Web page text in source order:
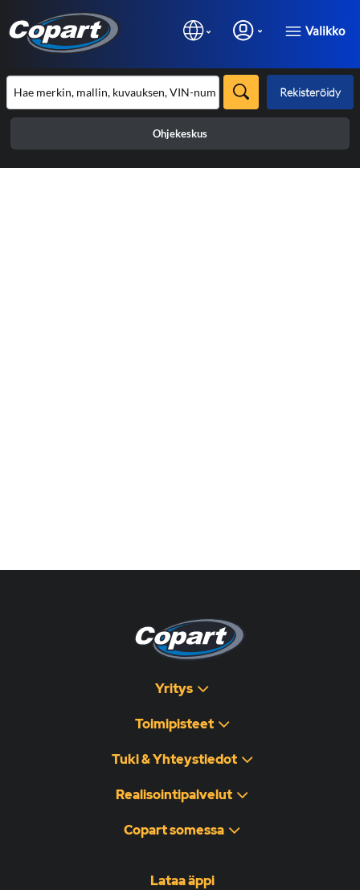
Valikko
Rekisteröidy
Ohjekeskus
Yritys
Toimipisteet
Tuki & Yhteystiedot
Realisointipalvelut
Copart somessa
Lataa äppi